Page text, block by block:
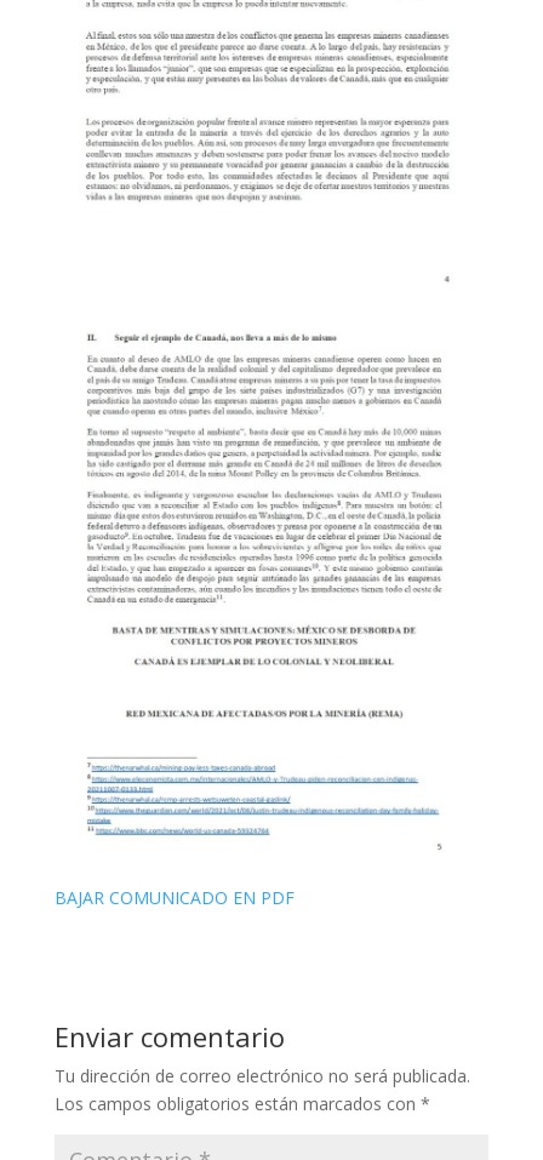
BAJAR COMUNICADO EN PDF
Enviar comentario
Tu dirección de correo electrónico no será publicada.
Los campos obligatorios están marcados con *